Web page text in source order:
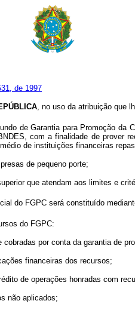
de 1997
, no uso da atribuição que
de Garantia para Promoção da
com a finalidade de prover
de instituições financeiras
de pequeno porte;
que atendam aos limites e
do FGPC será constituído
do FGPC:
cobradas por conta da garantia de
financeiras dos recursos;
de operações honradas com
não aplicados;